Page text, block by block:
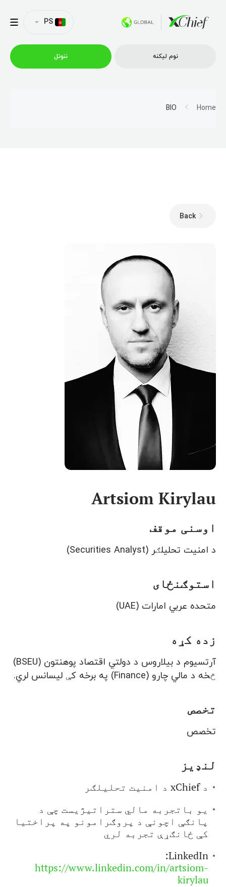
PS
نوم لیکنه ننوتل
Home
BIO
Back
Artsiom Kirylau
اوسنی موقف
د امنیت تحلیلګر (Securities Analyst)
استوګنځای
متحده عربي امارات (UAE)
زده کړه
آرتسیوم د بیلاروس د دولتي اقتصاد پوهنتون (BSEU)
څخه د مالي چارو (Finance) په برخه کې لیسانس لري.
تخصص
تخصص
لنډیز
د xChief د امنیت تحلیلګر
یو باتجربه مالي ستراتیژیست چې د
پانګې اچونې د پروګرامونو په پراختیا
کې ځانګړې تجربه لري
LinkedIn:
https://www.linkedin.com/in/artsiom-
kirylau